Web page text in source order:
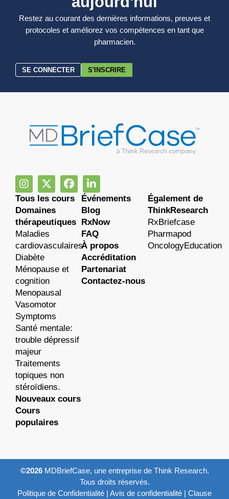
Restez au courant des dernières informations, preuves et
protocoles et améliorez vos compétences en tant que
pharmacien.
SE CONNECTER S'INSCRIRE
Tous les cours
Domaines
thérapeutiques
Maladies
cardiovasculaires
Diabète
Ménopause et
cognition
Menopausal
Vasomotor
Symptoms
Santé mentale:
trouble dépressif
majeur
Traitements
topiques non
stéroïdiens.
Nouveaux cours
Cours
populaires
Événements
Blog
RxNow
FAQ
À propos
Accréditation
Partenariat
Contactez-nous
Également de
ThinkResearch
RxBriefcase
Pharmapod
OncologyEducation
©2026MDBriefCase, une entreprise de Think Research.
Tous droits réservés.
Politique de Confidentialité | Avis de confidentialité | Clause